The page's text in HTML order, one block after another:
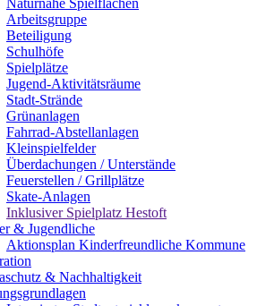
Naturnahe Spielflächen
Arbeitsgruppe
Beteiligung
Schulhöfe
Spielplätze
Jugend-Aktivitätsräume
Stadt-Strände
Grünanlagen
Fahrrad-Abstellanlagen
Kleinspielfelder
Überdachungen / Unterstände
Feuerstellen / Grillplätze
Skate-Anlagen
Inklusiver Spielplatz Hestoft
& Jugendliche
Aktionsplan Kinderfreundliche Kommune
& Nachhaltigkeit